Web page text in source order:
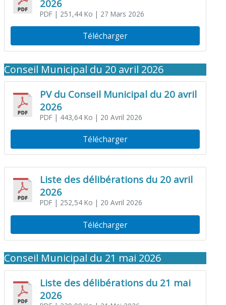
2026
PDF| 251,44 Ko | 27 Mars 2026
Télécharger
Conseil Municipal du 20 avril 2026
PV du Conseil Municipal du 20 avril
2026
PDF| 443,64 Ko | 20 Avril 2026
Télécharger
Liste des délibérations du 20 avril
2026
PDF| 252,54 Ko | 20 Avril 2026
Télécharger
Conseil Municipal du 21 mai 2026
Liste des délibérations du 21 mai
2026